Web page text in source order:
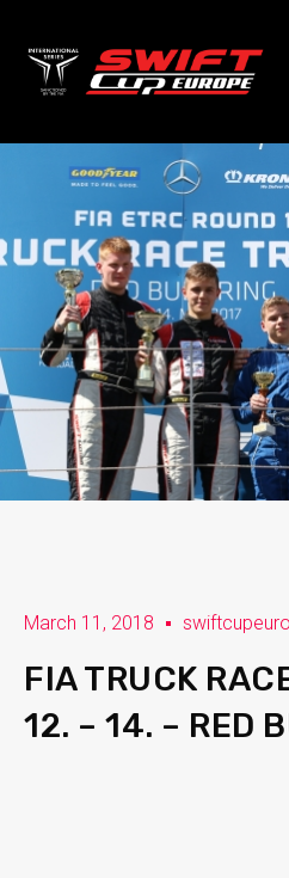
March 11, 2018
FIA TRUCK
12. – 14. – RED